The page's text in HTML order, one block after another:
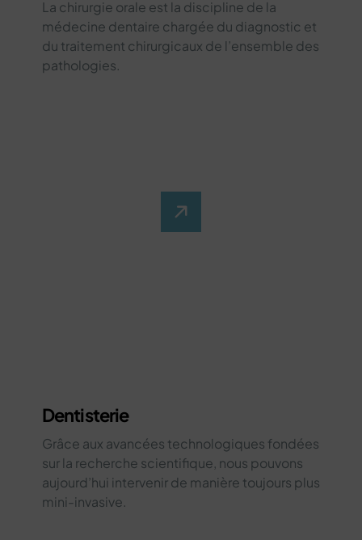
La chirurgie orale est la discipline de la
médecine dentaire chargée du diagnostic et
du traitement chirurgicaux de l’ensemble des
pathologies.
Dentisterie
Grâce aux avancées technologiques fondées
sur la recherche scientifique, nous pouvons
aujourd’hui intervenir de manière toujours plus
mini-invasive.